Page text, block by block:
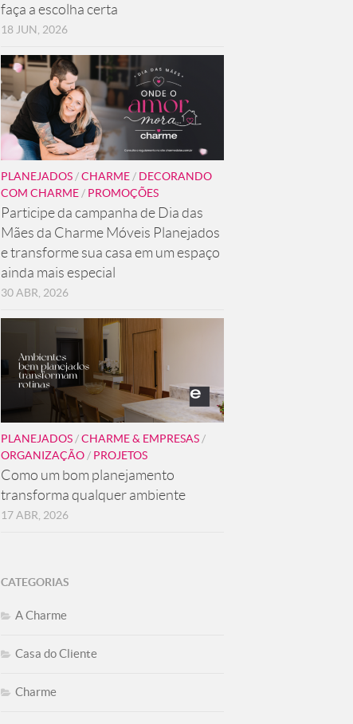
faça a escolha certa
18 JUN, 2026
PLANEJADOS /CHARME / DECORANDO
COM CHARME / PROMOÇÕES
Participe da campanha de Dia das
Mães da Charme Móveis Planejados
e transforme sua casa em um espaço
ainda mais especial
30 ABR, 2026
PLANEJADOS/CHARME & EMPRESAS/
ORGANIZAÇÃO/ PROJETOS
Como um bom planejamento
transforma qualquer ambiente
17 ABR, 2026
CATEGORIAS
A Charme
Casa do Cliente
Charme